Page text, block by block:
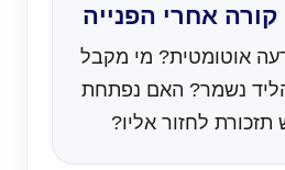
אחרי הפנייה
אוטומטית? מי מקבל
נשמר? האם נפתחת
לחזור אליו?